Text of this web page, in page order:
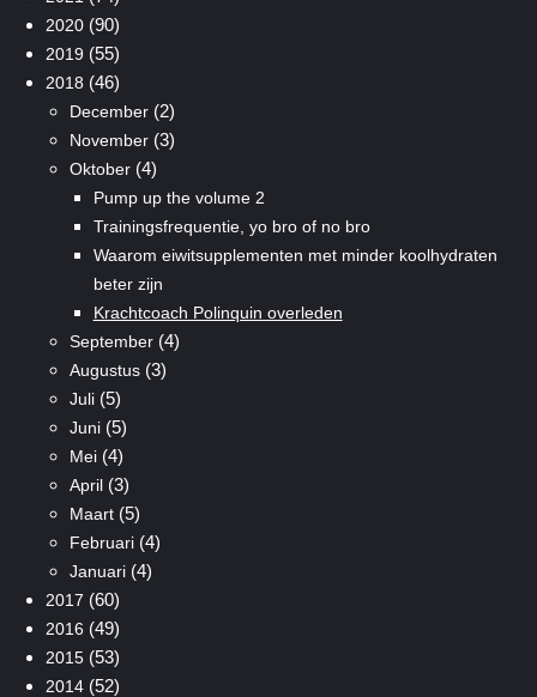
2020(90)
2019 (55)
2018 (46)
December(2)
November(3)
Oktober(4)
Pump up the volume 2
Trainingsfrequentie, yo bro of no bro
Waarom eiwitsupplementen met minder koolhydraten
beter zijn
Krachtcoach Polinquin overleden
September(4)
Augustus(3)
Juli(5)
Juni(5)
Mei(4)
April(3)
Maart(5)
Februari(4)
Januari(4)
2017 (60)
2016 (49)
2015(53)
2014(52)